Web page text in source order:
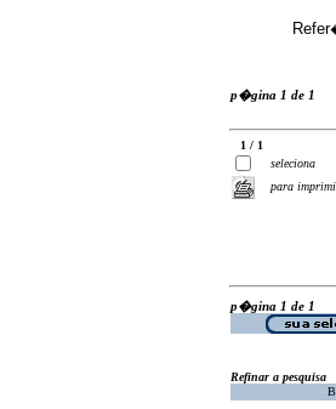
p�gina 1 de 1
1 / 1
seleciona
para
p�gina 1 de 1
Refinar a pesquisa